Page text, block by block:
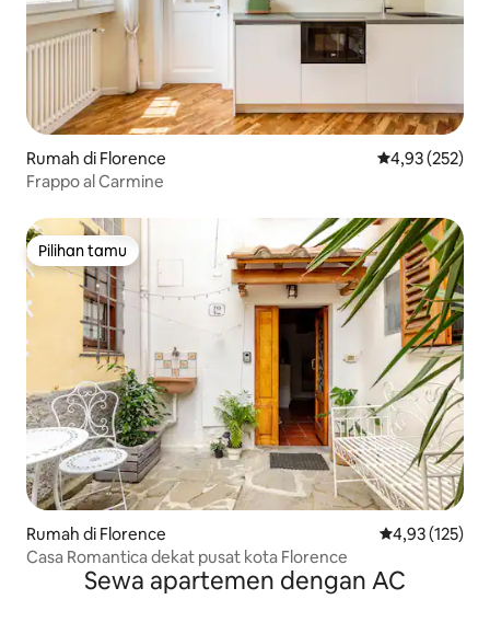
Rumah di Florence Nilai rata-rata
4,93 (252)
Frappo al Carmine
Pilihan tamu
Pilihan tamu
Rumah di Florence Nilai rata-rata
4,93 (125)
Casa Romantica dekat pusat kota Florence
Sewa apartemen dengan AC